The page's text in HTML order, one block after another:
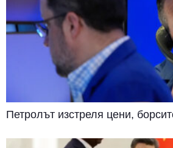
Петролът изстреля цени,